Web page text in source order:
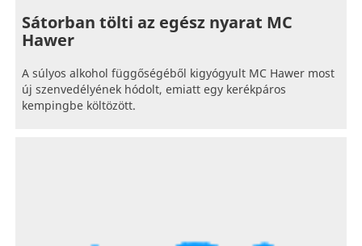
Sátorban tölti az egész nyarat MC
Hawer
A súlyos alkohol függőségéből kigyógyult MC Hawer most
új szenvedélyének hódolt, emiatt egy kerékpáros
kempingbe költözött.